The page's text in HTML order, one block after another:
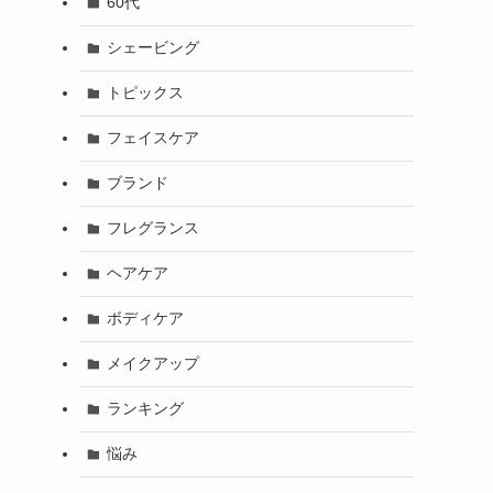
シェービング
トピックス
フェイスケア
ブランド
フレグランス
ヘアケア
ボディケア
メイクアップ
ランキング
悩み